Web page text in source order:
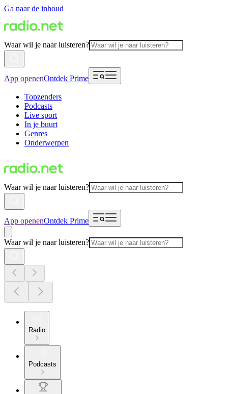
Ga naar de inhoud
Waar wil je naar luisteren?
App openenOntdek Prime
Topzenders
Podcasts
Live sport
In je buurt
Genres
Onderwerpen
Waar wil je naar luisteren?
App openenOntdek Prime
Waar wil je naar luisteren?
Radio
Podcasts